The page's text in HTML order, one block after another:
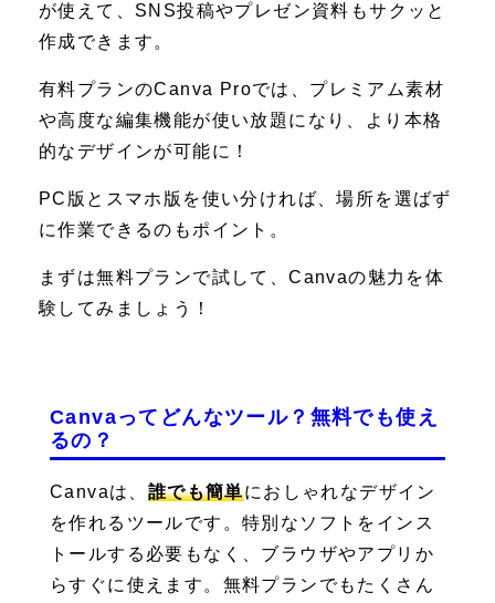
が使えて、SNS投稿やプレゼン資料もサクッと
作成できます。
有料プランのCanva Proでは、プレミアム素材
や高度な編集機能が使い放題になり、より本格
的なデザインが可能に！
PC版とスマホ版を使い分ければ、場所を選ばず
に作業できるのもポイント。
まずは無料プランで試して、Canvaの魅力を体
験してみましょう！
Canvaってどんなツール？無料でも使え
るの？
Canvaは、 誰でも簡単におしゃれなデザイン
を作れるツールです。特別なソフトをインス
トールする必要もなく、ブラウザやアプリか
らすぐに使えます。無料プランでもたくさん